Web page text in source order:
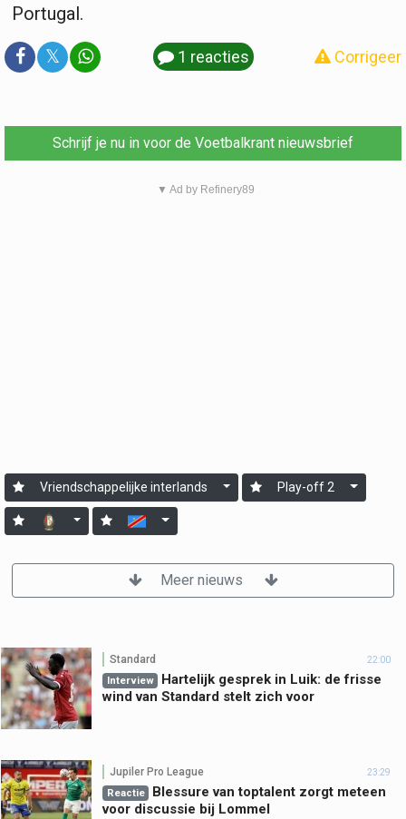
Portugal.
𝕏 1 reacties Corrigeer
Schrijf je nu in voor de Voetbalkrant nieuwsbrief
▼ Ad by Refinery89
Vriendschappelijke interlands Play-off 2
Meer nieuws
Standard 22:00
Interview
Hartelijk gesprek in Luik: de frisse
wind van Standard stelt zich voor
Jupiler Pro League 23:29
Reactie
Blessure van toptalent zorgt meteen
voor discussie bij Lommel